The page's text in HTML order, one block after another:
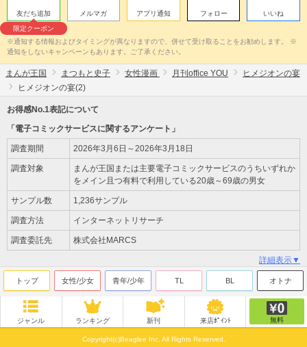
友だち追加
限定クーポン
メルマガ アプリ通知 フォロー いいね
※通知する情報およびタイミングが異なりますので、併せて受け取ることをお勧めします。 ※
通知をしないキャンペーンもあります。ご了承ください。
まんが王国 まつもと史子 女性漫画 月刊office YOU
ヒメジオンの宴
ヒメジオンの宴(2)
お得感No.1表記について
「電子コミックサービスに関するアンケート」
調査期間 2026年3月6日～2026年3月18日
調査対象
まんが王国または主要電子コミックサービスのうちいずれか
をメイン且つ有料で利用している20歳～69歳の男女
サンプル数 1,236サンプル
調査方法 インターネットリサーチ
調査委託先 株式会社MARCS
詳細表示▼
トップ 女性/少女 青年/少年 TL BL オトナ
ジャンル ランキング 新刊 来店ﾎﾟｲﾝﾄ 無料
Copyright(c)Beaglee Inc. All Rights Reserved.